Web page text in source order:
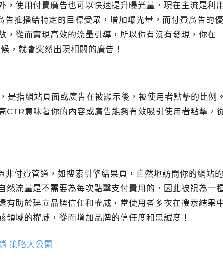
，使用付費廣告也可以快速提升曝光量，現在主流是利用
告推播給特定的目標受眾，增加曝光量，而付費廣告的
，從而實現高效的流量引導，所以你有沒有發現，你在
，就會突然出現相關的廣告！
指網站頁面或廣告在被顯示後，被使用者點擊的比例
CTR意味著你的內容或廣告能夠有效吸引使用者點擊，
付費管道，如搜索引擎結果頁，自然地訪問你的網站
然流量是不需要為每次點擊支付費用的，因此被視為一
有助於建立品牌信任和權威，當使用者多次在搜索結果
領域的權威，從而增加品牌的信任度和忠誠度！
策略大公開